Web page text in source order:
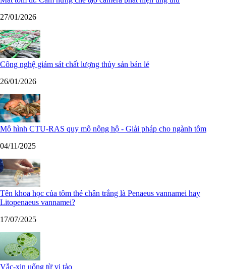
27/01/2026
Công nghệ giám sát chất lượng thủy sản bán lẻ
26/01/2026
Mô hình CTU-RAS quy mô nông hộ - Giải pháp cho ngành tôm
04/11/2025
Tên khoa học của tôm thẻ chân trắng là Penaeus vannamei hay
Litopenaeus vannamei?
17/07/2025
Vắc-xin uống từ vi tảo